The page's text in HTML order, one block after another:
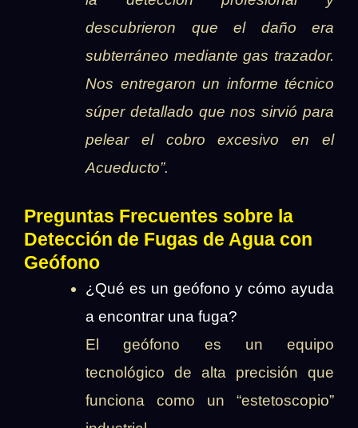
descubrieron que el daño era
subterráneo mediante gas trazador.
Nos entregaron un informe técnico
súper detallado que nos sirvió para
pelear el cobro excesivo en el
Acueducto”.
Preguntas Frecuentes sobre la
Detección de Fugas de Agua con
Geófono
¿Qué es un geófono y cómo ayuda
a encontrar una fuga?
El geófono es un equipo
tecnológico de alta precisión que
funciona como un “estetoscopio”